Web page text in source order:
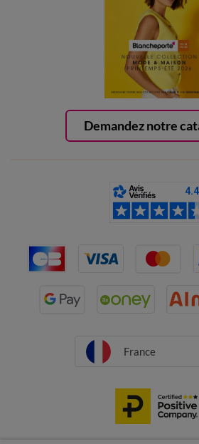
Demandez notre
France